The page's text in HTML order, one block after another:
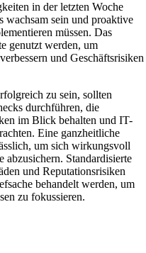
in der letzten Woche
wachsam sein und proaktive
müssen. Das
genutzt werden, um
und Geschäftsrisiken
zu sein, sollten
durchführen, die
im Blick behalten und IT-
Eine ganzheitliche
um sich wirkungsvoll
abzusichern. Standardisierte
und Reputationsrisiken
behandelt werden, um
zu fokussieren.